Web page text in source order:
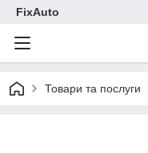
FixAuto
Товари та послуги